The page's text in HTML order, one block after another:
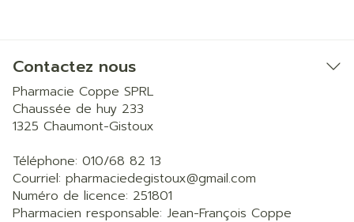
Contactez nous
Pharmacie Coppe SPRL
Chaussée de huy 233
1325 Chaumont-Gistoux
Téléphone: 010/68 82 13
Courriel: pharmaciedegistoux@gmail.com
Numéro de licence: 251801
Pharmacien responsable: Jean-François Coppe